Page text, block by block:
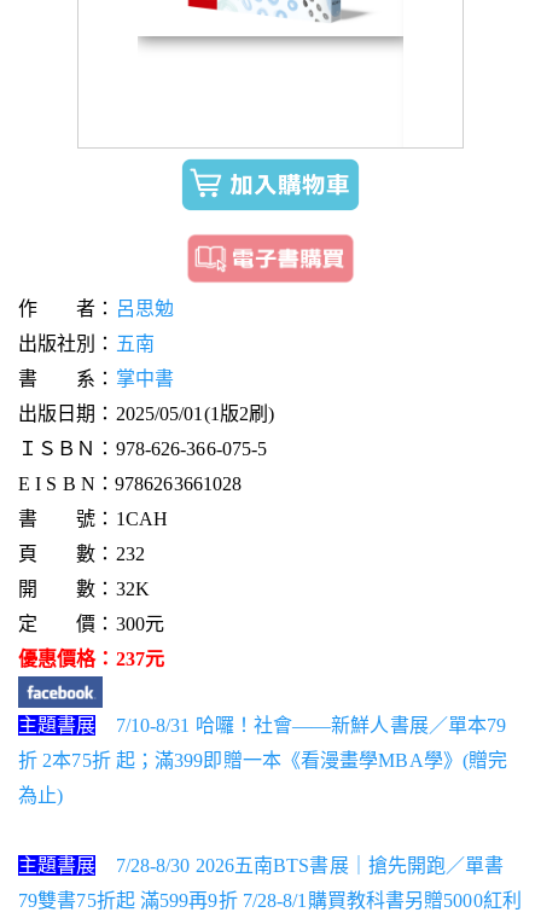
作 者： 呂思勉
出版社別： 五南
書 系： 掌中書
出版日期：2025/05/01(1版2刷)
ＩＳＢＮ：978-626-366-075-5
E I S B N：9786263661028
書 號：1CAH
頁 數：232
開 數：32K
定 價：300元
優惠價格：237元
主題書展
7/10-8/31 哈囉！社會——新鮮人書展／單本79
折 2本75折 起；滿399即贈一本《看漫畫學MBA學》(贈完
為止)
主題書展
7/28-8/30 2026五南BTS書展｜搶先開跑／單書
79雙書75折起 滿599再9折 7/28-8/1購買教科書另贈5000紅利